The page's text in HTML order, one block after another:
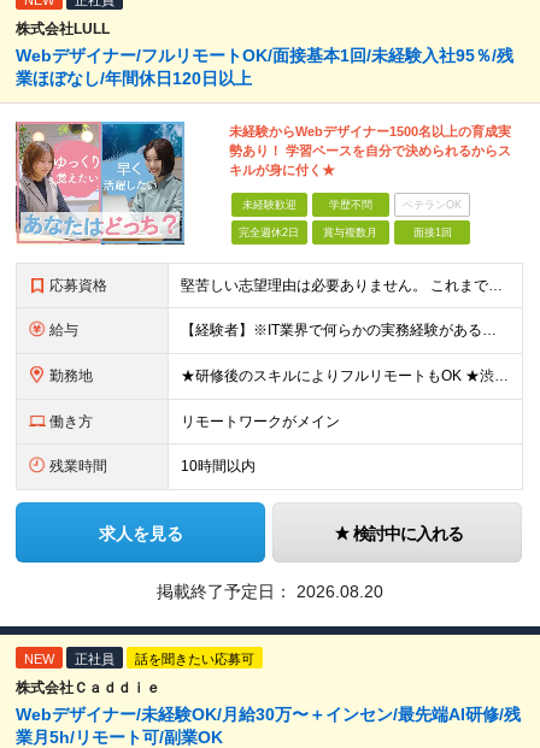
株式会社LULL
Webデザイナー/フルリモートOK/面接基本1回/未経験入社95％/残
業ほぼなし/年間休日120日以上
未経験からWebデザイナー1500名以上の育成実
勢あり！ 学習ペースを自分で決められるからス
キルが身に付く★
未経験歓迎 学歴不問 ベテランOK
完全週休2日 賞与複数月 面接1回
応募資格 堅苦しい志望理由は必要ありません。 これまでの経験や経歴よりも、私たちは“これから”を重視します。 ★学歴・経歴不問 ★完全未経験OK ★社会人デビュー歓迎 ★第二新卒OK ＼当てはまる方はぜひご
給与 【経験者】※IT業界で何らかの実務経験がある方 月給35万円～＋業績賞与＋交通費＋各種手当 ※固定残業代（30時間分／6万6,610円～）を含む。超過分は追加支給。 能力やスキルを考慮し、初任給を決定
勤務地 ★研修後のスキルによりフルリモートもOK ★渋谷駅徒歩2分！100席の新しいコワーキングスペース完備 ★本社、東京都、神奈川県、埼玉県、千葉県などのプロジェクト先 【本社】 東京都渋谷区渋谷3-10
働き方 リモートワークがメイン
残業時間 10時間以内
求人を見る 検討中に入れる
掲載終了予定日： 2026.08.20
NEW 正社員 話を聞きたい応募可
株式会社Ｃａｄｄｉｅ
Webデザイナー/未経験OK/月給30万〜＋インセン/最先端AI研修/残
業月5h/リモート可/副業OK